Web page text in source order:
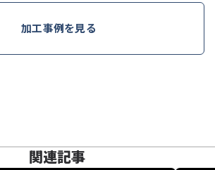
加工事例を見る
関連記事